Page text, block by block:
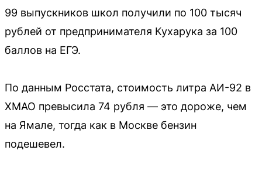
99 выпускников школ получили по 100 тысяч
рублей от предпринимателя Кухарука за 100
баллов на ЕГЭ.
По данным Росстата, стоимость литра АИ-92 в
ХМАО превысила 74 рубля — это дороже, чем
на Ямале, тогда как в Москве бензин
подешевел.